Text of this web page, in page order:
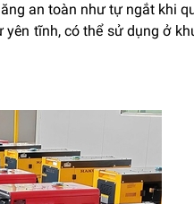
an toàn như tự ngắt khi
tĩnh, có thể sử dụng ở